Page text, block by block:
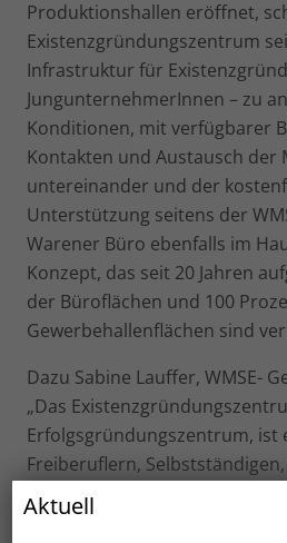
Produktionshallen eröffnet,
Existenzgründungszentrum
Infrastruktur für
JungunternehmerInnen – zu
Konditionen, mit verfügbarer
Kontakten und Austausch der
untereinander und der
Unterstützung seitens der
Warener Büro ebenfalls im
Konzept, das seit 20 Jahren
der Büroflächen und 100
Gewerbehallenflächen sind
Dazu Sabine Lauffer, WMSE-
„Das
Erfolgsgründungszentrum, ist
Freiberuflern,
und Unternehmen vieles unter
geboten wird. Wir als WMSE
Aktuell